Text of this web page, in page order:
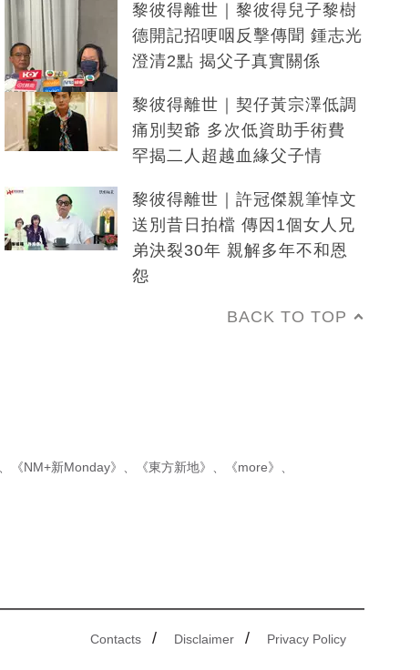
黎彼得離世｜黎彼得兒子黎樹
德開記招哽咽反擊傳聞 鍾志光
澄清2點 揭父子真實關係
黎彼得離世｜契仔黃宗澤低調
痛別契爺 多次低資助手術費
罕揭二人超越血緣父子情
黎彼得離世｜許冠傑親筆悼文
送別昔日拍檔 傳因1個女人兄
弟決裂30年 親解多年不和恩
怨
BACK TO TOP
《NM+新Monday》 《東方新地》 《more》
Contacts / Disclaimer / Privacy Policy